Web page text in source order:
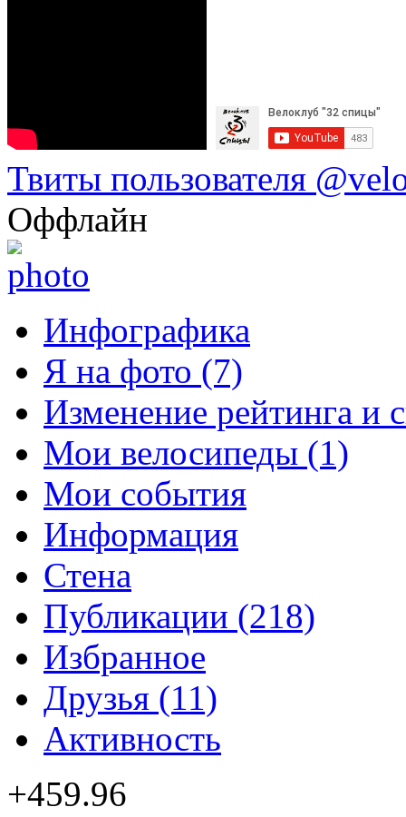
Твиты пользователя
Оффлайн
Инфографика
Я на фото (7)
Изменение рейтинга и
Мои велосипеды (1)
Мои события
Информация
Стена
Публикации (218)
Избранное
Друзья (11)
Активность
+459.96